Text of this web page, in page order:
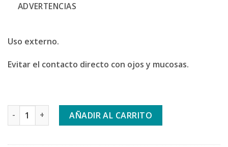
ADVERTENCIAS
Uso externo.
Evitar el contacto directo con ojos y mucosas.
HELIOCARE. AGE ACTIVE FLUID SPF 50+ cantidad
AÑADIR AL CARRITO